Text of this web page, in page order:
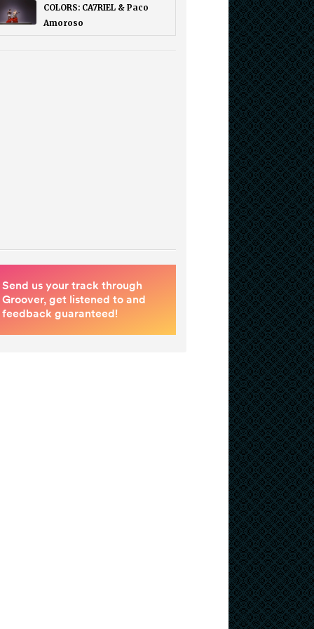
COLORS: CA7RIEL & Paco
Amoroso